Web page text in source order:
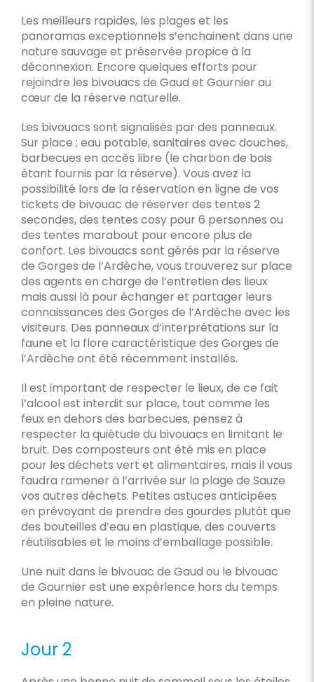
Les meilleurs rapides, les plages et les
panoramas exceptionnels s’enchainent dans une
nature sauvage et préservée propice à la
déconnexion. Encore quelques efforts pour
rejoindre les bivouacs de Gaud et Gournier au
cœur de la réserve naturelle.
Les bivouacs sont signalisés par des panneaux.
Sur place ; eau potable, sanitaires avec douches,
barbecues en accès libre (le charbon de bois
étant fournis par la réserve). Vous avez la
possibilité lors de la réservation en ligne de vos
tickets de bivouac de réserver des tentes 2
secondes, des tentes cosy pour 6 personnes ou
des tentes marabout pour encore plus de
confort. Les bivouacs sont gérés par la réserve
de Gorges de l’Ardèche, vous trouverez sur place
des agents en charge de l’entretien des lieux
mais aussi là pour échanger et partager leurs
connaissances des Gorges de l’Ardèche avec les
visiteurs. Des panneaux d’interprétations sur la
faune et la flore caractéristique des Gorges de
l’Ardèche ont été récemment installés.
Il est important de respecter le lieux, de ce fait
l’alcool est interdit sur place, tout comme les
feux en dehors des barbecues, pensez à
respecter la quiétude du bivouacs en limitant le
bruit. Des composteurs ont été mis en place
pour les déchets vert et alimentaires, mais il vous
faudra ramener à l’arrivée sur la plage de Sauze
vos autres déchets. Petites astuces anticipées
en prévoyant de prendre des gourdes plutôt que
des bouteilles d’eau en plastique, des couverts
réutilisables et le moins d’emballage possible.
Une nuit dans le bivouac de Gaud ou le bivouac
de Gournier est une expérience hors du temps
en pleine nature.
Jour 2